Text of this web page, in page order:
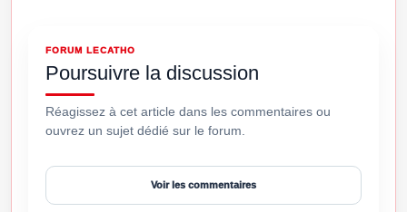
FORUM LECATHO
Poursuivre la discussion
Réagissez à cet article dans les commentaires ou
ouvrez un sujet dédié sur le forum.
Voir les commentaires